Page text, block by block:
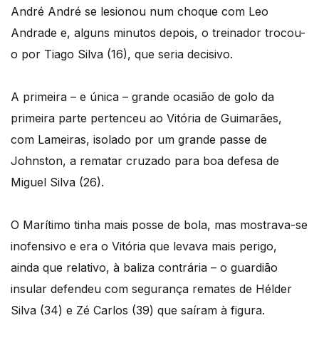
André André se lesionou num choque com Leo
Andrade e, alguns minutos depois, o treinador trocou-
o por Tiago Silva (16), que seria decisivo.
A primeira – e única – grande ocasião de golo da
primeira parte pertenceu ao Vitória de Guimarães,
com Lameiras, isolado por um grande passe de
Johnston, a rematar cruzado para boa defesa de
Miguel Silva (26).
O Marítimo tinha mais posse de bola, mas mostrava-se
inofensivo e era o Vitória que levava mais perigo,
ainda que relativo, à baliza contrária – o guardião
insular defendeu com segurança remates de Hélder
Silva (34) e Zé Carlos (39) que saíram à figura.